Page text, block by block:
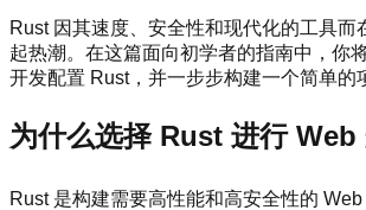
Rust 因其速度、安全性和现代化的工具而
起热潮。在这篇面向初学者的指南中，你
开发配置 Rust，并一步步构建一个简单的
为什么选择 Rust 进行
Rust 是构建需要高性能和高安全性的